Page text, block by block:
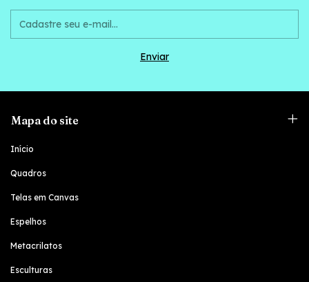
Mapa do site
Início
Quadros
Telas em Canvas
Espelhos
Metacrilatos
Esculturas